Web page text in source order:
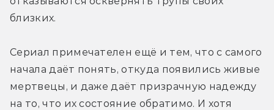
близких.
Сериал примечателен ещё и тем, что с самого
начала даёт понять, откуда появились живые
мертвецы, и даже даёт призрачную надежду
на то, что их состояние обратимо. И хотя